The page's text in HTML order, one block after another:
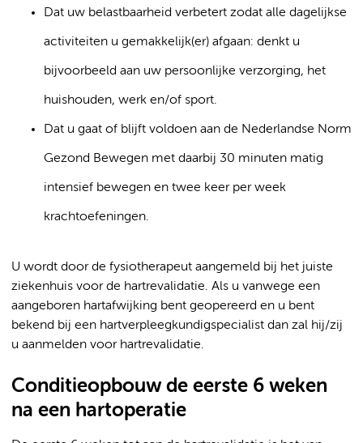
Dat uw belastbaarheid verbetert zodat alle dagelijkse
activiteiten u gemakkelijk(er) afgaan: denkt u
bijvoorbeeld aan uw persoonlijke verzorging, het
huishouden, werk en/of sport.
Dat u gaat of blijft voldoen aan de Nederlandse Norm
Gezond Bewegen met daarbij 30 minuten matig
intensief bewegen en twee keer per week
krachtoefeningen.
U wordt door de fysiotherapeut aangemeld bij het juiste
ziekenhuis voor de hartrevalidatie. Als u vanwege een
aangeboren hartafwijking bent geopereerd en u bent
bekend bij een hartverpleegkundigspecialist dan zal hij/zij
u aanmelden voor hartrevalidatie.
Conditieopbouw de eerste 6 weken
na een hartoperatie